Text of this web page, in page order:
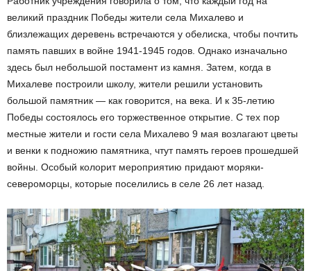
великий праздник Победы жители села Михалево и
близлежащих деревень встречаются у обелиска, чтобы почтить
память павших в войне 1941-1945 годов. Однако изначально
здесь был небольшой постамент из камня. Затем, когда в
Михалеве построили школу, жители решили установить
большой памятник — как говорится, на века. И к 35-летию
Победы состоялось его торжественное открытие. С тех пор
местные жители и гости села Михалево 9 мая возлагают цветы
и венки к подножию памятника, чтут память героев прошедшей
войны. Особый колорит мероприятию придают моряки-
североморцы, которые поселились в селе 26 лет назад.